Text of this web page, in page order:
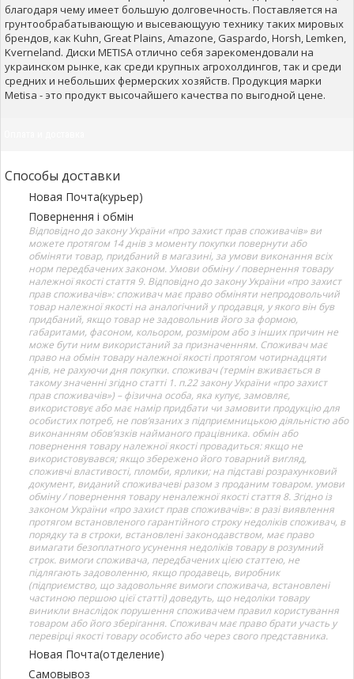
благодаря чему имеет большую долговечность. Поставляется на
грунтообрабатывающую и высевающуую технику таких мировых
брендов, как Kuhn, Great Plains, Amazone, Gaspardo, Horsh, Lemken,
Kverneland. Диски METISA отлично себя зарекомендовали на
украинском рынке, как среди крупных агрохолдингов, так и среди
средних и небольших фермерских хозяйств. Продукция марки
Metisa - это продукт высочайшего качества по выгодной цене.
Способы доставки
Новая Почта(курьер)
Повернення і обмін
Відповідно до закону України «про захист прав споживачів» ви
можете протягом 14 днів з моменту покупки повернути або
обміняти товар, придбаний в магазині, за умови виконання всіх
норм передбачених законом. Умови обміну / повернення товару
належної якості стаття 9. Відповідно до закону України «про захист
прав споживачів»: споживач має право обміняти непродовольчий
товар належної якості на аналогічний у продавця, у якого він був
придбаний, якщо товар не задовольнив його за формою,
габаритами, фасоном, кольором, розміром або з інших причин не
може бути ним використаний за призначенням. Споживач має
право на обмін товару належної якості протягом чотирнадцяти
днів, не рахуючи дня покупки. споживач (термін вживається в
такому значенні згідно статті 1. п.22 закону України «про захист
прав споживачів») – фізична особа, яка купує, замовляє,
використовує або має намір придбати чи замовити продукцію для
особистих потреб, не пов’язаних з підприємницькою діяльністю або
виконанням обов’язків найманого працівника. обмін або
повернення товару належної якості провадиться: якщо не
використовувався; якщо збережено його товарний вигляд,
споживчі властивості, пломби, ярлики; на підставі розрахунковий
документ, виданий споживачеві разом з проданим товаром. умови
обміну / повернення товару неналежної якості стаття 8. Згідно із
законом України «про захист прав споживачів»: в разі виявлення
протягом встановленого гарантійного строку недоліків споживач, в
порядку та в строки, встановлені законодавством, має право
вимагати безоплатного усунення недоліків товару в розумний
строк. вимоги споживача, передбачених цією статтею, не
підлягають задоволенню, якщо продавець, виробник
(підприємство, що задовольняє вимоги споживача, встановлені
частиною першою цієї статті) доведуть, що недоліки товару
виникли внаслідок порушення споживачем правил користування
товаром або його зберігання. Споживач має право брати участь у
перевірці якості товару особисто або через свого представника.
Новая Почта(отделение)
Самовывоз